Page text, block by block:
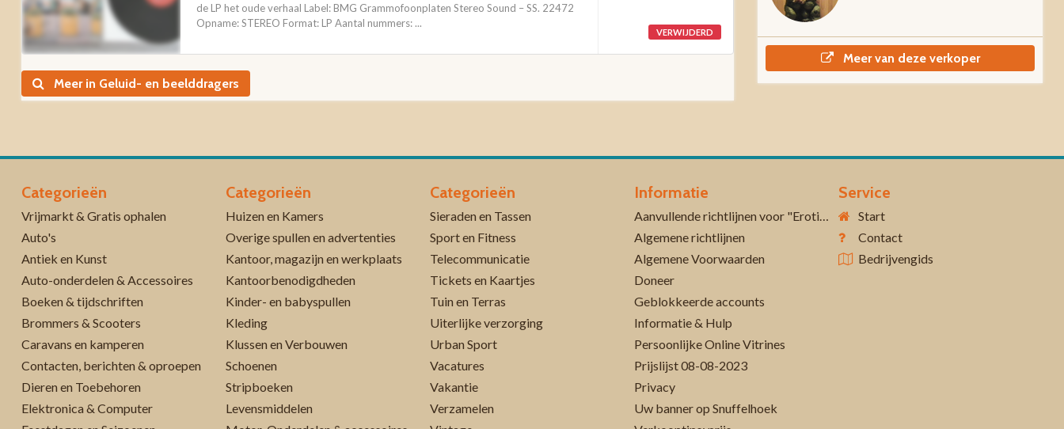
de LP het oude verhaal Label: BMG Grammofoonplaten Stereo Sound – SS. 22472
Opname: STEREO Format: LP Aantal nummers: ...
VERWIJDERD
Meer in Geluid- en beelddragers
Meer van deze verkoper
Categorieën
Vrijmarkt & Gratis ophalen
Auto's
Antiek en Kunst
Auto-onderdelen & Accessoires
Boeken & tijdschriften
Brommers & Scooters
Caravans en kamperen
Contacten, berichten & oproepen
Dieren en Toebehoren
Elektronica & Computer
Categorieën
Huizen en Kamers
Overige spullen en advertenties
Kantoor, magazijn en werkplaats
Kantoorbenodigdheden
Kinder- en babyspullen
Kleding
Klussen en Verbouwen
Schoenen
Stripboeken
Levensmiddelen
Categorieën
Sieraden en Tassen
Sport en Fitness
Telecommunicatie
Tickets en Kaartjes
Tuin en Terras
Uiterlijke verzorging
Urban Sport
Vacatures
Vakantie
Verzamelen
Informatie
Aanvullende richtlijnen voor "Erotiek 18+"
Algemene richtlijnen
Algemene Voorwaarden
Doneer
Geblokkeerde accounts
Informatie & Hulp
Persoonlijke Online Vitrines
Prijslijst 08-08-2023
Privacy
Uw banner op Snuffelhoek
Service
Start
Contact
Bedrijvengids